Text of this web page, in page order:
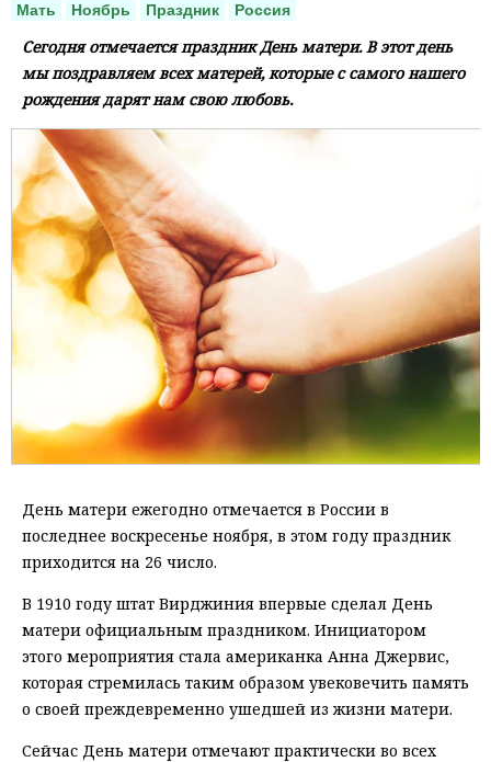
Мать Ноябрь Праздник Россия
Сегодня отмечается праздник День матери. В этот день
мы поздравляем всех матерей, которые с самого нашего
рождения дарят нам свою любовь.
День матери ежегодно отмечается в России в
последнее воскресенье ноября, в этом году праздник
приходится на 26 число.
В 1910 году штат Вирджиния впервые сделал День
матери официальным праздником. Инициатором
этого мероприятия стала американка Анна Джервис,
которая стремилась таким образом увековечить память
о своей преждевременно ушедшей из жизни матери.
Сейчас День матери отмечают практически во всех